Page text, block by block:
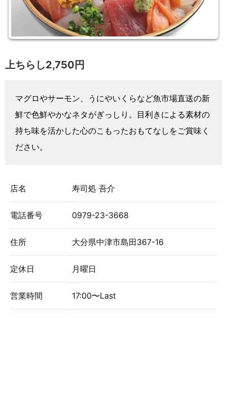
上ちらし2,750円
マグロやサーモン、うにやいくらなど魚市場直送の新
鮮で色鮮やかなネタがぎっしり。目利きによる素材の
持ち味を活かした心のこもったおもてなしをご賞味く
ださい。
店名 寿司処 吾介
電話番号 0979-23-3668
住所 大分県中津市島田367-16
定休日 月曜日
営業時間 17:00〜Last